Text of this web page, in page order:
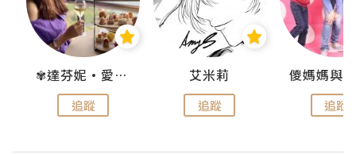
✾達芬妮•愛孩子•愛生活✾
追蹤
艾米莉
追蹤 追蹤